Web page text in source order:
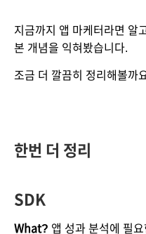
지금까지 앱 마케터라면 알
본 개념을 익혀봤습니다.
조금 더 깔끔히 정리해볼까
한번 더 정리
SDK
What? 앱 성과 분석에 필요